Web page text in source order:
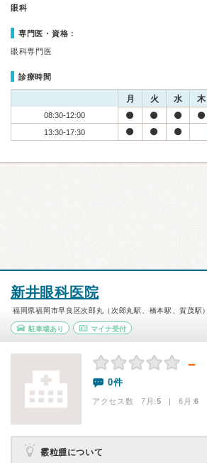
眼科
専門医・資格：
眼科専門医
診療時間
月 火 水 木
08:30-12:00
13:30-17:30
新井眼科医院
福岡県福岡市早良区次郎丸（次郎丸駅、橋本駅、賀茂駅）
駐車場あり マイナ受付
－
0件
アクセス数 7月:5 | 6月:6
霰粒腫について